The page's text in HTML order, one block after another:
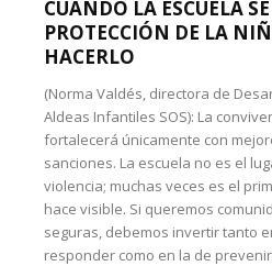
CUANDO LA ESCUELA
PROTECCIÓN DE LA
HACERLO
(Norma Valdés, directora de
Aldeas Infantiles SOS): La
fortalecerá únicamente con
sanciones. La escuela no es el
violencia; muchas veces es el
hace visible. Si queremos
seguras, debemos invertir tanto
responder como en la de